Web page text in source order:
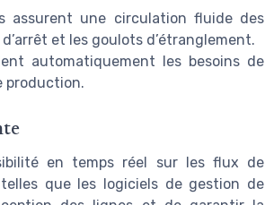
assurent une circulation fluide des
et les goulots d’étranglement.
automatiquement les besoins de
production.
en temps réel sur les flux de
que les logiciels de gestion de